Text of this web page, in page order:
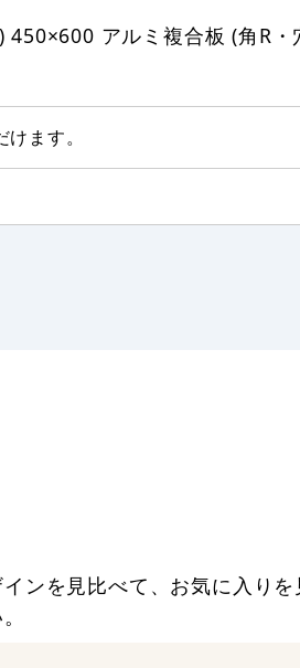
アルミ複合板 (角R・
ます。
ンを見比べて、お気に入り